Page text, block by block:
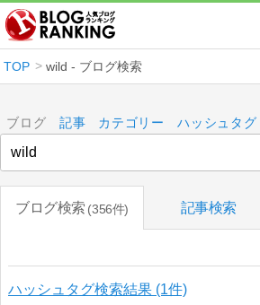
TOP wild - ブログ検索
ブログ 記事 カテゴリー ハッシュタグ
ブログ検索 356件 記事検索
ハッシュタグ検索結果 (1件)